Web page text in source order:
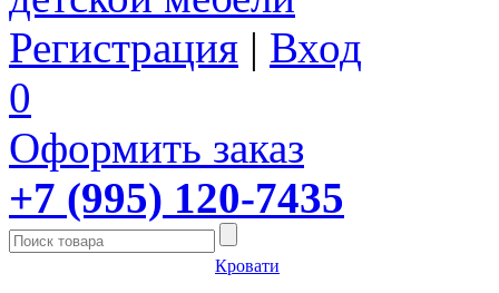
Регистрация | Вход
0
Оформить заказ
+7 (995) 120-7435
Кровати